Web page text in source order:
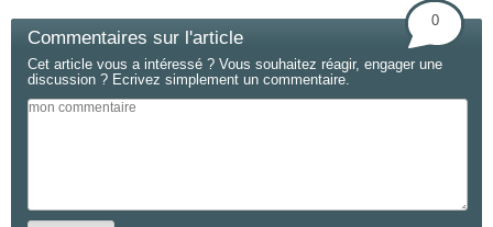
Commentaires sur l'article
0
Cet article vous a intéressé ? Vous souhaitez réagir, engager une
discussion ? Ecrivez simplement un commentaire.